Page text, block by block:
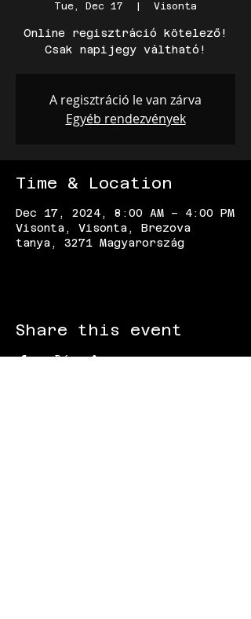
Tue, Dec 17 Visonta
Online regisztráció kötelező!
Csak napijegy váltható!
A regisztráció le van zárva
Egyéb rendezvények
Time & Location
Dec 17, 2024, 8:00 AM – 4:00 PM
Visonta, Visonta, Brezova
tanya, 3271 Magyarország
Share this event